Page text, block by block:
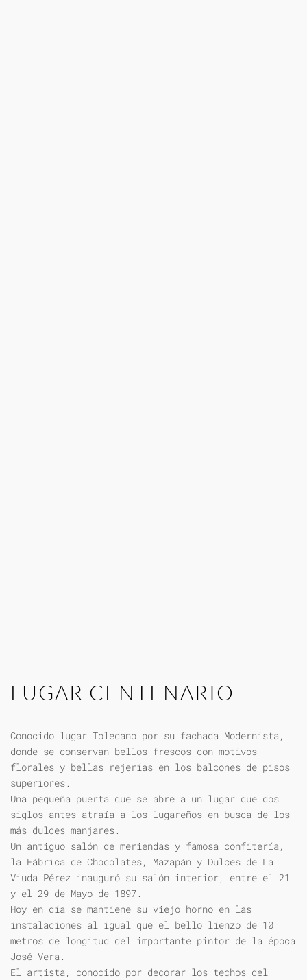
LUGAR CENTENARIO
Conocido lugar Toledano por su fachada Modernista,
donde se conservan bellos frescos con motivos
florales y bellas rejerías en los balcones de pisos
superiores.
Una pequeña puerta que se abre a un lugar que dos
siglos antes atraía a los lugareños en busca de los
más dulces manjares.
Un antiguo salón de meriendas y famosa confitería,
la Fábrica de Chocolates, Mazapán y Dulces de La
Viuda Pérez inauguró su salón interior, entre el 21
y el 29 de Mayo de 1897.
Hoy en día se mantiene su viejo horno en las
instalaciones al igual que el bello lienzo de 10
metros de longitud del importante pintor de la época
José Vera.
El artista, conocido por decorar los techos del